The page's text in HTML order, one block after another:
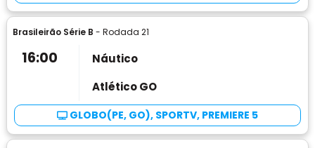
Brasileirão Série B - Rodada 21
16:00
Náutico
Atlético GO
GLOBO(PE, GO), SPORTV, PREMIERE 5